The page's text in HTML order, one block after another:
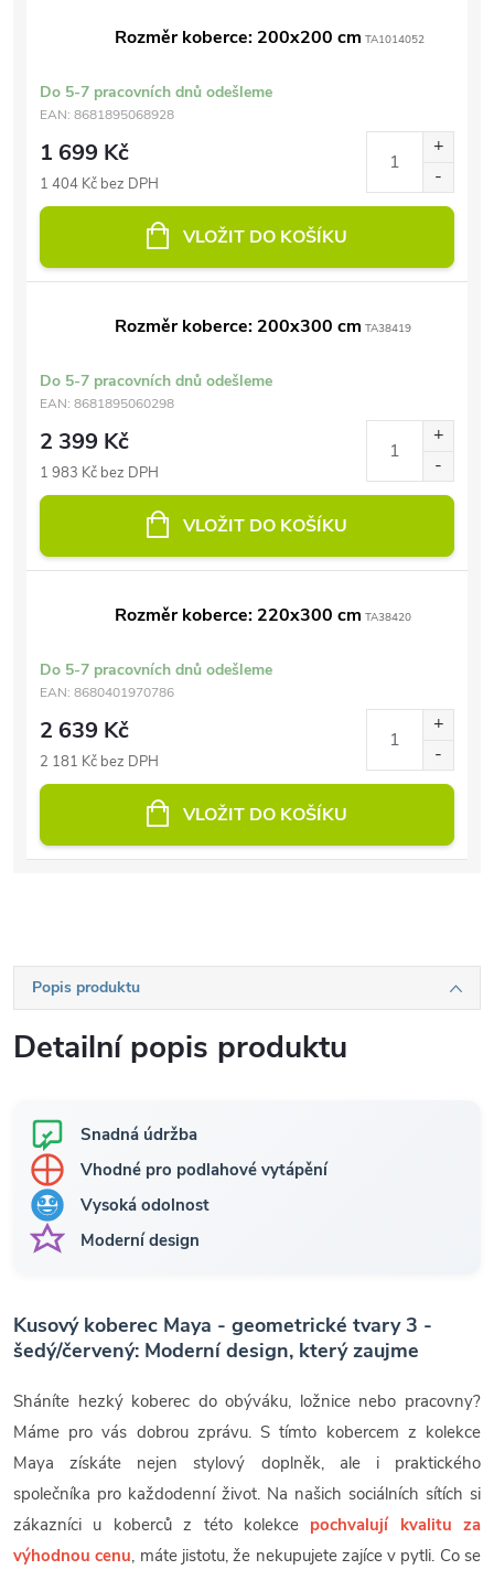
Rozměr koberce: 200x200 cm TA1014052
Do 5-7 pracovních dnů odešleme
EAN: 8681895068928
1 699 Kč
1 404 Kč bez DPH
VLOŽIT DO KOŠÍKU
Rozměr koberce: 200x300 cm TA38419
Do 5-7 pracovních dnů odešleme
EAN: 8681895060298
2 399 Kč
1 983 Kč bez DPH
VLOŽIT DO KOŠÍKU
Rozměr koberce: 220x300 cm TA38420
Do 5-7 pracovních dnů odešleme
EAN: 8680401970786
2 639 Kč
2 181 Kč bez DPH
VLOŽIT DO KOŠÍKU
Popis produktu
Detailní popis produktu
Snadná údržba
Vhodné pro podlahové vytápění
Vysoká odolnost
Moderní design
Kusový koberec Maya - geometrické tvary 3 -
šedý/červený: Moderní design, který zaujme
Sháníte hezký koberec do obýváku, ložnice nebo pracovny?
Máme pro vás dobrou zprávu. S tímto kobercem z kolekce
Maya získáte nejen stylový doplněk, ale i praktického
společníka pro každodenní život. Na našich sociálních sítích si
zákazníci u koberců z této kolekce pochvalují kvalitu za
výhodnou cenu, máte jistotu, že nekupujete zajíce v pytli. Co se